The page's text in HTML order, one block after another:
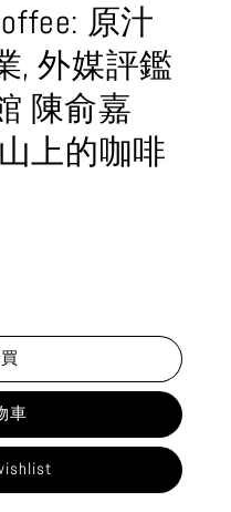
原汁
, 外媒評鑑
陳俞嘉
上的咖啡
車